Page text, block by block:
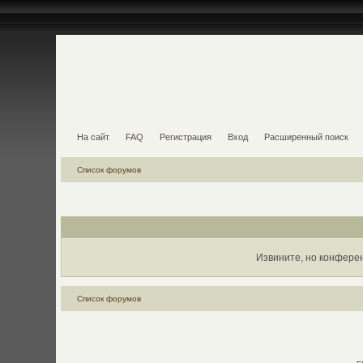
На сайт FAQ Регистрация Вход Расширенный поиск
Список форумов
Извините, но
Список форумов